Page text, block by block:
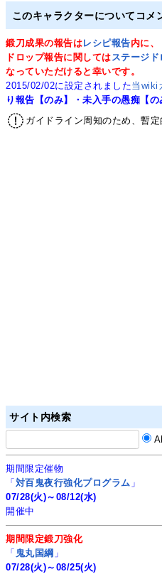
このキャラクターについてコメ
鍛刀成果の報告はレシピ報告内に、
ドロップ報告に関しては ステージ
なっていただけると幸いです。
2015/02/02に設定されました当wiki
り報告【のみ】・未入手の愚痴【
ガイドライン周知のため、暫
サイト内検索
期間限定催物
「 対百鬼夜行強化プログラム 」
07/28(火)～08/12(水)
開催中
期間限定鍛刀強化
「 鬼丸国綱 」
07/28(火)～08/25(火)